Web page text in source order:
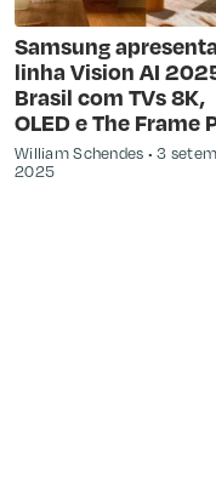
Samsung apresenta
linha Vision AI
Brasil com TVs 8K,
OLED e The Frame
William Schendes
3
2025